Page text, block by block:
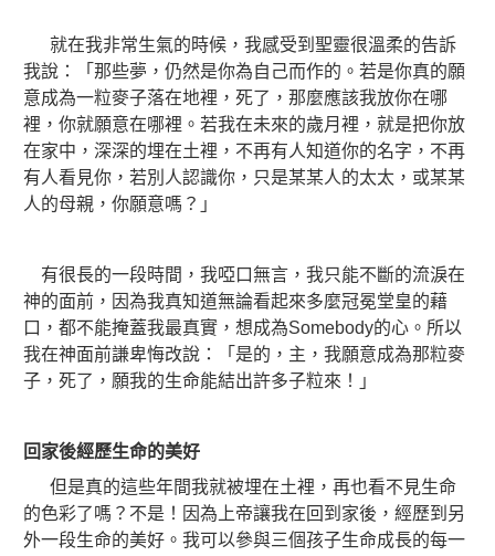
就在我非常生氣的時候，我感受到聖靈很溫柔的告訴
我說：「那些夢，仍然是你為自己而作的。若是你真的願
意成為一粒麥子落在地裡，死了，那麼應該我放你在哪
裡，你就願意在哪裡。若我在未來的歲月裡，就是把你放
在家中，深深的埋在土裡，不再有人知道你的名字，不再
有人看見你，若別人認識你，只是某某人的太太，或某某
人的母親，你願意嗎？」
有很長的一段時間，我啞口無言，我只能不斷的流淚在
神的面前，因為我真知道無論看起來多麼冠冕堂皇的藉
口，都不能掩蓋我最真實，想成為Somebody的心。所以
我在神面前謙卑悔改說：「是的，主，我願意成為那粒麥
子，死了，願我的生命能結出許多子粒來！」
回家後經歷生命的美好
但是真的這些年間我就被埋在土裡，再也看不見生命
的色彩了嗎？不是！因為上帝讓我在回到家後，經歷到另
外一段生命的美好。我可以參與三個孩子生命成長的每一